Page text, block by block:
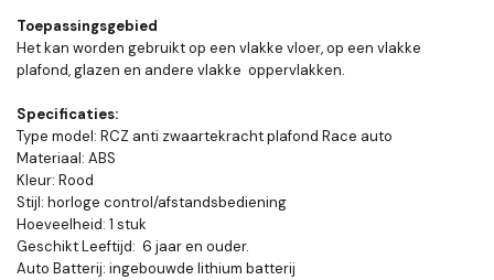
Toepassingsgebied
Het kan worden gebruikt op een vlakke vloer, op een vlakke
plafond, glazen en andere vlakke oppervlakken.
Specificaties:
Type model: RCZ anti zwaartekracht plafond Race auto
Materiaal: ABS
Kleur: Rood
Stijl: horloge control/afstandsbediening
Hoeveelheid: 1 stuk
Geschikt Leeftijd: 6 jaar en ouder.
Auto Batterij: ingebouwde lithium batterij